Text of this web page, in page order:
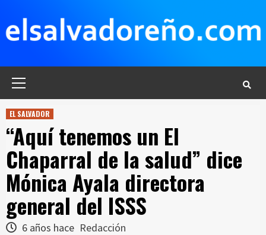
contenido
EL SALVADOR
“Aquí tenemos un El
Chaparral de la salud” dice
Mónica Ayala directora
general del ISSS
6 años hace Redacción